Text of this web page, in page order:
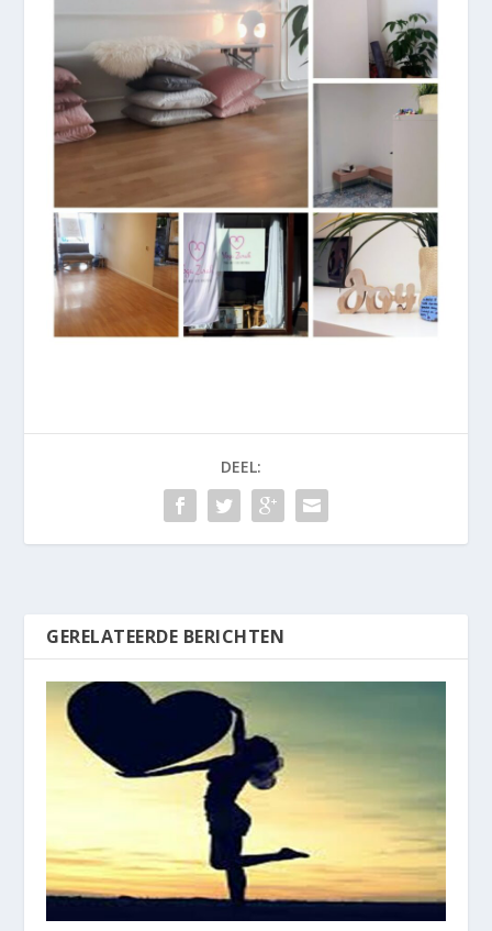
DEEL:
GERELATEERDE BERICHTEN